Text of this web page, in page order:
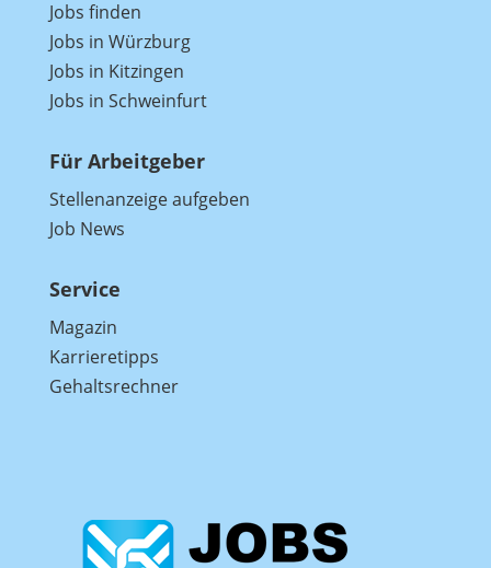
Jobs finden
Jobs in Würzburg
Jobs in Kitzingen
Jobs in Schweinfurt
Für Arbeitgeber
Stellenanzeige aufgeben
Job News
Service
Magazin
Karrieretipps
Gehaltsrechner